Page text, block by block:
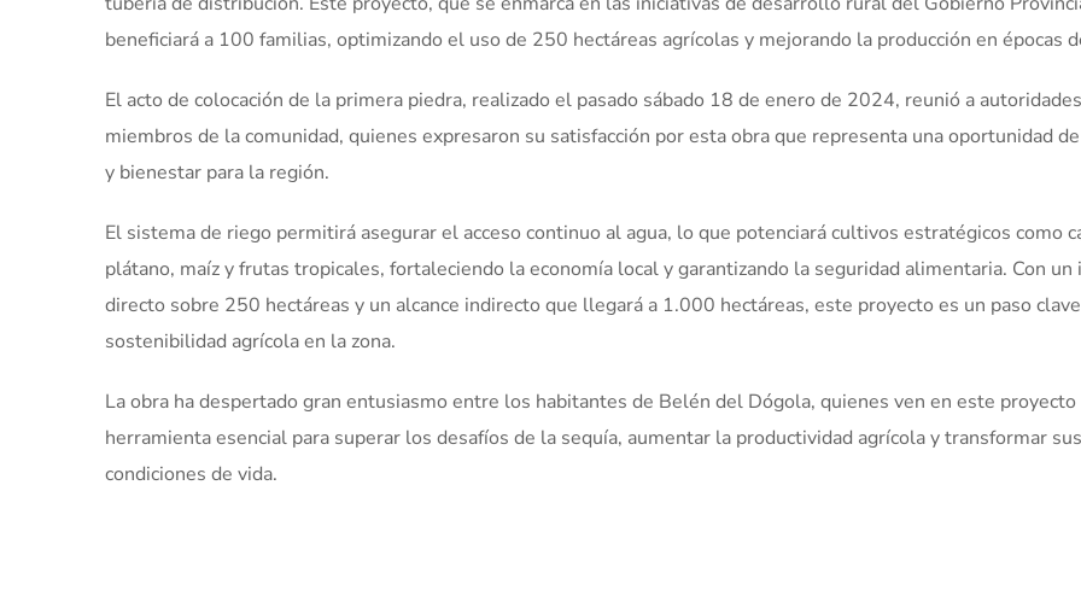
beneficiará a 100 familias, optimizando el uso de 250 hectáreas agrícolas y mejorando la producción en épocas
El acto de colocación de la primera piedra, realizado el pasado sábado 18 de enero de 2024, reunió a
miembros de la comunidad, quienes expresaron su satisfacción por esta obra que representa una oportunidad
y bienestar para la región.
El sistema de riego permitirá asegurar el acceso continuo al agua, lo que potenciará cultivos estratégicos como
plátano, maíz y frutas tropicales, fortaleciendo la economía local y garantizando la seguridad alimentaria. Con un
directo sobre 250 hectáreas y un alcance indirecto que llegará a 1.000 hectáreas, este proyecto es un paso
sostenibilidad agrícola en la zona.
La obra ha despertado gran entusiasmo entre los habitantes de Belén del Dógola, quienes ven en este proyecto
herramienta esencial para superar los desafíos de la sequía, aumentar la productividad agrícola y transformar sus
condiciones de vida.